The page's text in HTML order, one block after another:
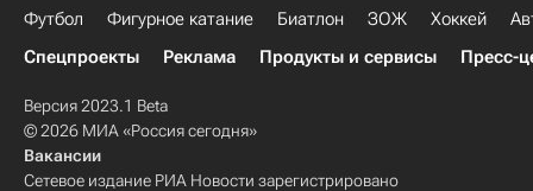
Футбол Фигурное катание Биатлон ЗОЖ Хоккей
Спецпроекты
Реклама Продукты и сервисы Пресс-
Версия 2023.1 Beta
© 2026 МИА «Россия сегодня»
Вакансии
Сетевое издание РИА Новости зарегистрировано